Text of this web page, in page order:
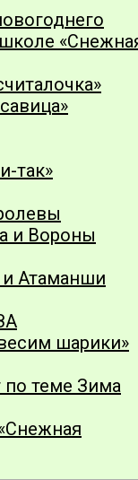
так»
и Вороны
и Атаманши
шарики»
по теме Зима